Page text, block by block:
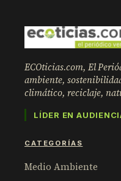
ECOticias.com, El
ambiente,
climático, reciclaje,
LÍDER EN
CATEGORÍAS
Medio Ambiente